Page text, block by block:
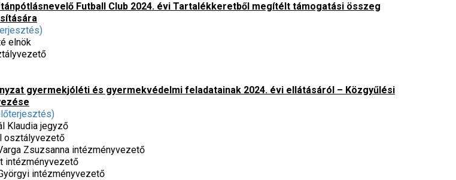
Futball Club 2024. évi Tartalékkeretből megítélt támogatási összeg
elnök
gyermekjóléti és gyermekvédelmi feladatainak 2024. évi ellátásáról – Közgyűlési
Klaudia jegyző
osztályvezető
Zsuzsanna intézményvezető
intézményvezető